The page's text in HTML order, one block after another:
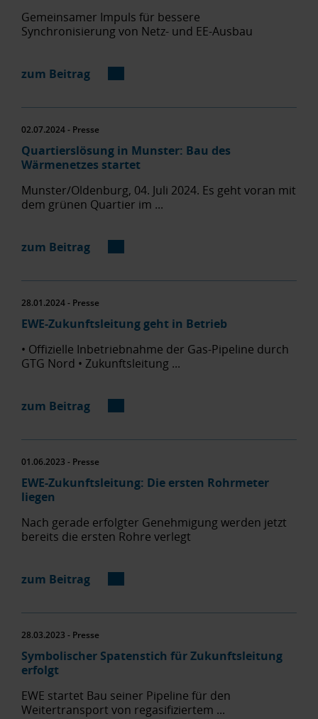
Gemeinsamer Impuls für bessere
Synchronisierung von Netz- und EE-Ausbau
zum Beitrag
02.07.2024 - Presse
Quartierslösung in Munster: Bau des
Wärmenetzes startet
Munster/Oldenburg, 04. Juli 2024. Es geht voran mit
dem grünen Quartier im ...
zum Beitrag
28.01.2024 - Presse
EWE-Zukunftsleitung geht in Betrieb
• Offizielle Inbetriebnahme der Gas-Pipeline durch
GTG Nord • Zukunftsleitung ...
zum Beitrag
01.06.2023 - Presse
EWE-Zukunftsleitung: Die ersten Rohrmeter
liegen
Nach gerade erfolgter Genehmigung werden jetzt
bereits die ersten Rohre verlegt
zum Beitrag
28.03.2023 - Presse
Symbolischer Spatenstich für Zukunftsleitung
erfolgt
EWE startet Bau seiner Pipeline für den
Weitertransport von regasifiziertem ...